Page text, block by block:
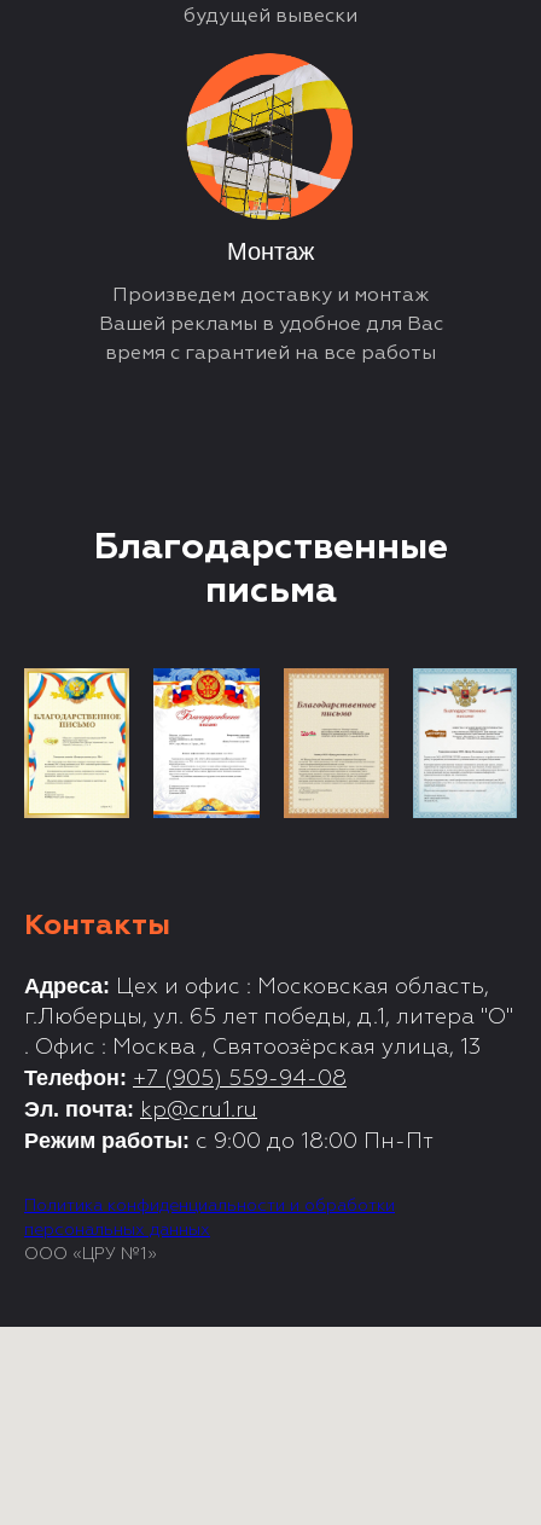
будущей вывески
Произведем доставку и монтаж
Вашей рекламы в удобное для Вас
время с гарантией на все работы
Монтаж
Благодарственные
письма
Контакты
Адреса: Цех и офис : Московская область,
г.Люберцы, ул. 65 лет победы, д.1, литера "О"
. Офис : Москва , Святоозёрская улица, 13
Телефон: +7 (905) 559-94-08
Эл. почта: kp@cru1.ru
Режим работы: с 9:00 до 18:00 Пн-Пт
Политика конфиденциальности и обработки
персональных данных
ООО «ЦРУ №1»